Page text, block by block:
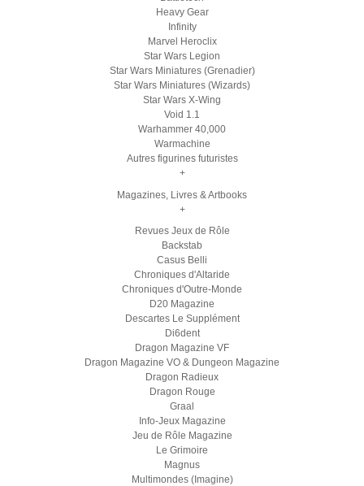
Heavy Gear
Infinity
Marvel Heroclix
Star Wars Legion
Star Wars Miniatures (Grenadier)
Star Wars Miniatures (Wizards)
Star Wars X-Wing
Void 1.1
Warhammer 40,000
Warmachine
Autres figurines futuristes
+
Magazines, Livres & Artbooks
+
Revues Jeux de Rôle
Backstab
Casus Belli
Chroniques d'Altaride
Chroniques d'Outre-Monde
D20 Magazine
Descartes Le Supplément
Di6dent
Dragon Magazine VF
Dragon Magazine VO & Dungeon Magazine
Dragon Radieux
Dragon Rouge
Graal
Info-Jeux Magazine
Jeu de Rôle Magazine
Le Grimoire
Magnus
Multimondes (Imagine)